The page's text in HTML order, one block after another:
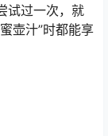
试过一次，就
壶汁”时都能享